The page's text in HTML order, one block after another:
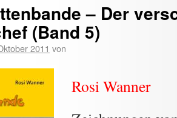
– Der
(Band 5)
2011 von
Rosi Wanner